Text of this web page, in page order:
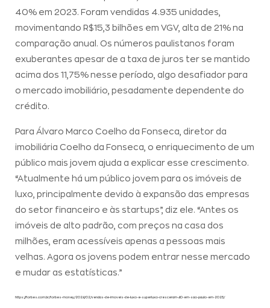
40% em 2023. Foram vendidas 4.935 unidades,
movimentando R$15,3 bilhões em VGV, alta de 21% na
comparação anual. Os números paulistanos foram
exuberantes apesar de a taxa de juros ter se mantido
acima dos 11,75% nesse período, algo desafiador para
o mercado imobiliário, pesadamente dependente do
crédito.
Para Álvaro Marco Coelho da Fonseca, diretor da
imobiliária Coelho da Fonseca, o enriquecimento de um
público mais jovem ajuda a explicar esse crescimento.
“Atualmente há um público jovem para os imóveis de
luxo, principalmente devido à expansão das empresas
do setor financeiro e às startups”, diz ele. “Antes os
imóveis de alto padrão, com preços na casa dos
milhões, eram acessíveis apenas a pessoas mais
velhas. Agora os jovens podem entrar nesse mercado
e mudar as estatísticas.”
https://forbes.com.br/forbes-money/2024/02/vendas-de-imoveis-de-luxo-e-superluxo-cresceram-40-em-sao-paulo-em-2023/